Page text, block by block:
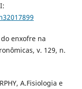
do enxofre na
v. 129, n.
A.Fisiologia e